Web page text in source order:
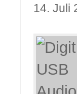
14. Juli